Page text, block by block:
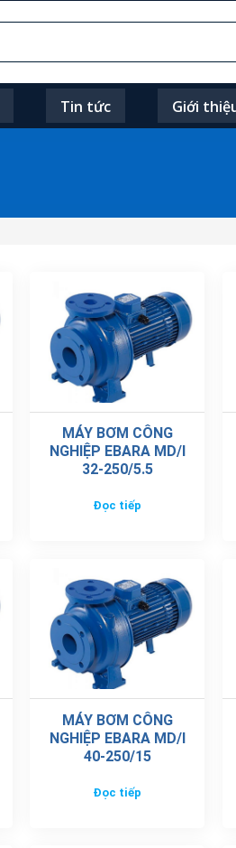
Tin tức Giới
MÁY BƠM CÔNG
NGHIỆP EBARA MD/I
32-250/5.5
Đọc tiếp
MÁY BƠM CÔNG
NGHIỆP EBARA MD/I
40-250/15
Đọc tiếp